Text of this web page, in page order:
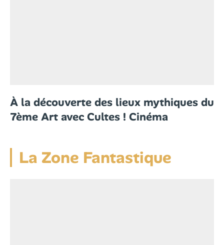
À la découverte des lieux mythiques du
7ème Art avec Cultes ! Cinéma
La Zone Fantastique